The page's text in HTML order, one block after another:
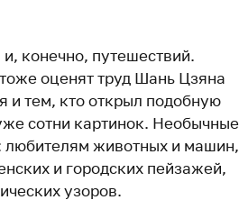
конечно, путешествий.
оценят труд Шань Цзяна
и тем, кто открыл подобную
сотни картинок. Необычные
любителям животных и машин,
и городских пейзажей,
узоров.